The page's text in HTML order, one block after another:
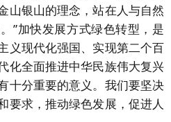
山银山的理念，站在人与自然
”加快发展方式绿色转型，是
义现代化强国、实现第二个百
化全面推进中华民族伟大复兴
十分重要的意义。我们要坚决
要求，推动绿色发展，促进人